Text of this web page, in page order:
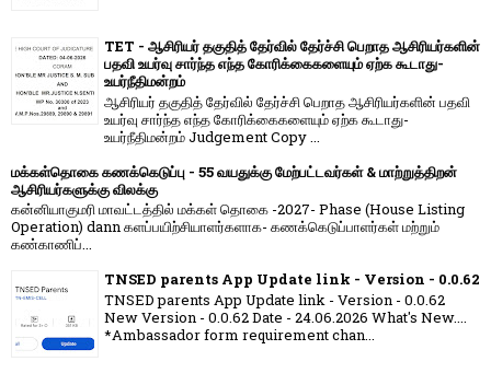
TET - ஆசிரியர் தகுதித் தேர்வில் தேர்ச்சி பெறாத ஆசிரியர்களின்
பதவி உயர்வு சார்ந்த எந்த கோரிக்கைகளையும் ஏற்க கூடாது-
உயர்நீதிமன்றம்
ஆசிரியர் தகுதித் தேர்வில் தேர்ச்சி பெறாத ஆசிரியர்களின் பதவி
உயர்வு சார்ந்த எந்த கோரிக்கைகளையும் ஏற்க கூடாது-
உயர்நீதிமன்றம் Judgement Copy ...
மக்கள்தொகை கணக்கெடுப்பு - 55 வயதுக்கு மேற்பட்டவர்கள் & மாற்றுத்திறன்
ஆசிரியர்களுக்கு விலக்கு
கன்னியாகுமரி மாவட்டத்தில் மக்கள் தொகை -2027- Phase (House Listing
Operation) dann களப்பயிற்சியாளர்களாக- கணக்கெடுப்பாளர்கள் மற்றும்
கண்காணிப்...
TNSED parents App Update link - Version - 0.0.62
TNSED parents App Update link - Version - 0.0.62
New Version - 0.0.62 Date - 24.06.2026 What's New....
*Ambassador form requirement chan...